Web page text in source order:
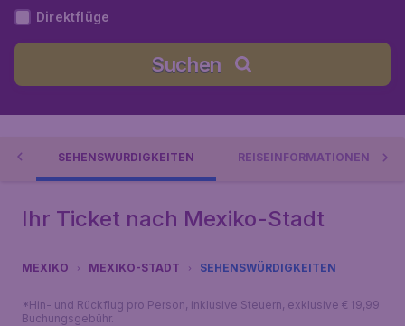
Direktflüge
Suchen
SEHENSWÜRDIGKEITEN REISEINFORMATIONEN
Ihr Ticket nach Mexiko-Stadt
MEXIKO MEXIKO-STADT SEHENSWÜRDIGKEITEN
*Hin- und Rückflug pro Person, inklusive Steuern, exklusive € 19,99
Buchungsgebühr.